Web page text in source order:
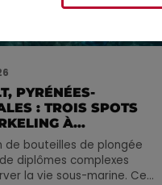
PYRÉNÉES-
: TROIS SPOTS
À
de bouteilles de plongée
diplômes complexes
la vie sous-marine. Cet